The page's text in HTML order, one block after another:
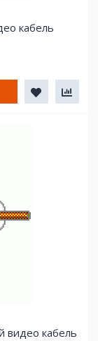
кабель
видео кабель